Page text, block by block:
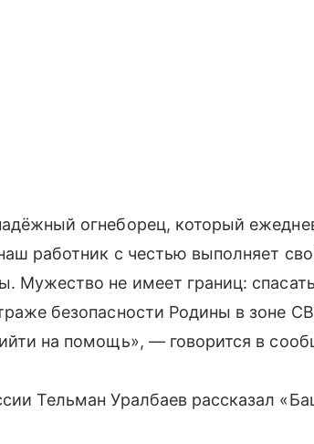
огнеборец, который
наш работник с честью выполняет
Мужество не имеет границ:
безопасности Родины в зоне
на помощь», — говорится в
Тельман Уралбаев рассказал